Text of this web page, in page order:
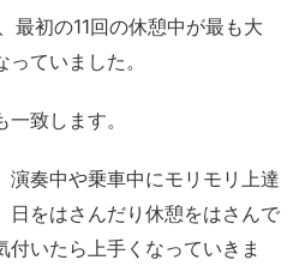
最初の11回の休憩中が最も大
ていました。
致します。
演奏中や乗車中にモリモリ上達
日をはさんだり休憩をはさんで
いたら上手くなっていきま